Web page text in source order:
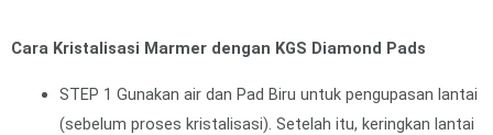
Cara Kristalisasi Marmer dengan KGS Diamond Pads
STEP 1 Gunakan air dan Pad Biru untuk pengupasan lantai
(sebelum proses kristalisasi). Setelah itu, keringkan lantai